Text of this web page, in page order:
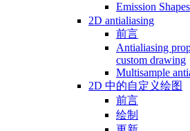
Emission
2D antialiasing
前言
Antialiasing
custom drawing
Multisample
2D 中的自定义绘图
前言
绘制